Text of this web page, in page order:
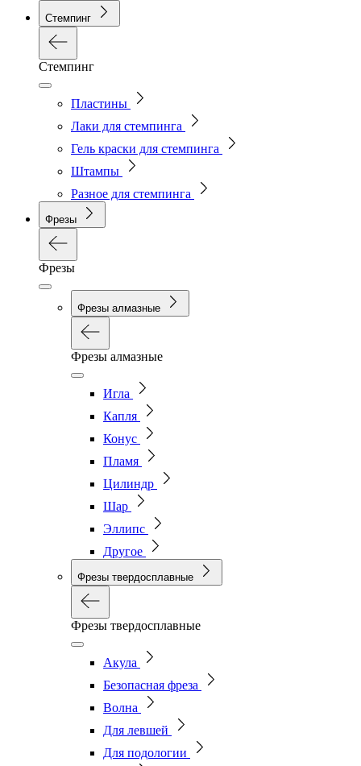
Стемпинг
Стемпинг
Пластины
Лаки для стемпинга
Гель краски для стемпинга
Штампы
Разное для стемпинга
Фрезы
Фрезы
Фрезы алмазные
Фрезы алмазные
Игла
Капля
Конус
Пламя
Цилиндр
Шар
Эллипс
Другое
Фрезы твердосплавные
Фрезы твердосплавные
Акула
Безопасная фреза
Волна
Для левшей
Для подологии